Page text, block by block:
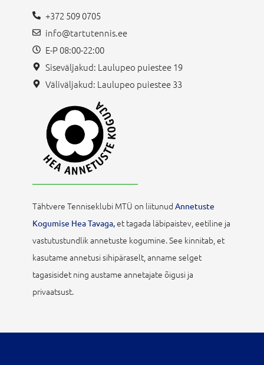
+372 509 0705
info@tartutennis.ee
E-P 08:00-22:00
Siseväljakud: Laulupeo puiestee 19
Väliväljakud: Laulupeo puiestee 33
Tähtvere Tenniseklubi MTÜ on liitunud Annetuste
Kogumise Hea Tavaga,et tagada läbipaistev, eetiline ja
vastutustundlik annetuste kogumine. See kinnitab, et
kasutame annetusi sihipäraselt, anname selget
tagasisidet ning austame annetajate õigusi ja
privaatsust.